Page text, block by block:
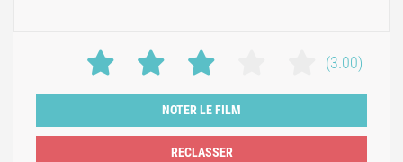
(3.00)
NOTER LE FILM